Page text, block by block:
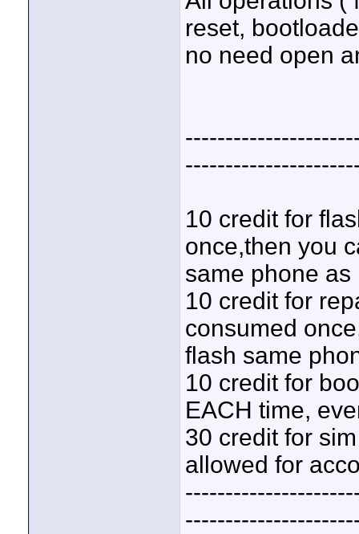
reset,
no need open
10 credit for
once,then you
same phone
10 credit for
consumed
flash same
10 credit for
EACH time,
30 credit for
allowed for